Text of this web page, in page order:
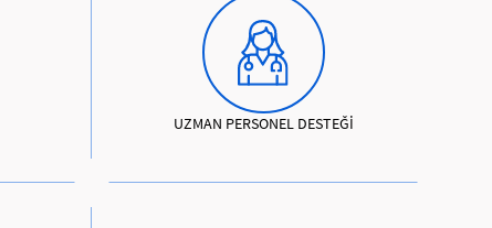
UZMAN PERSONEL DESTEĞİ